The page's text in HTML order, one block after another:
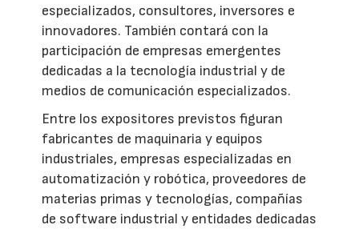
especializados, consultores, inversores e
innovadores. También contará con la
participación de empresas emergentes
dedicadas a la tecnología industrial y de
medios de comunicación especializados.
Entre los expositores previstos figuran
fabricantes de maquinaria y equipos
industriales, empresas especializadas en
automatización y robótica, proveedores de
materias primas y tecnologías, compañías
de software industrial y entidades dedicadas